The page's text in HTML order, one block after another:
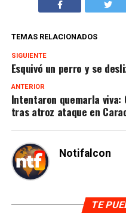
TEMAS RELACIONADOS
SIGUIENTE
Esquivó un perro y se
ANTERIOR
Intentaron quemarla
tras atroz ataque en
Notifalcon
TE